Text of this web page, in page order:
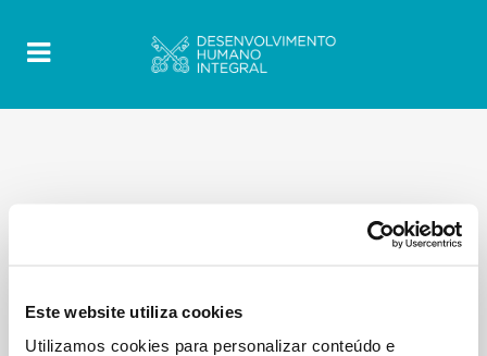
Este website utiliza cookies
Utilizamos cookies para personalizar conteúdo e